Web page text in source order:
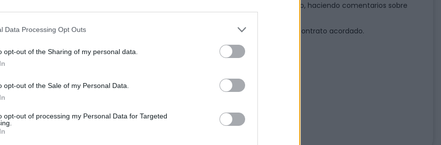
Data Processing Opt Outs
opt-out of the Sharing of my personal data.
opt-out of the Sale of my Personal Data.
opt-out of processing my Personal Data for Targeted
. Una vez acordadas las ideas y planes, los ejectuan según lo programado, haciendo comentarios sobre
y garantía. Una vez aprobado el plan final, todo se llevará a cabo de acuerdo con el contrato acordado.
forma parte del equipo de la startup?
Rodriguez - Comercial
Carvajal - Director tecnológico